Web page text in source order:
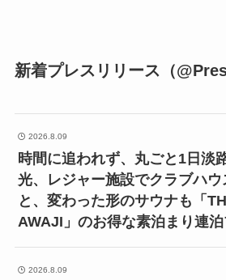
新着プレスリリース（
2026.8.09
時間に追われず、丸ごと1日淡
光、レジャー施設でクラブハ
と、変わった形のサウナも「
AWAJI」のお得な素泊まり連
2026.8.09